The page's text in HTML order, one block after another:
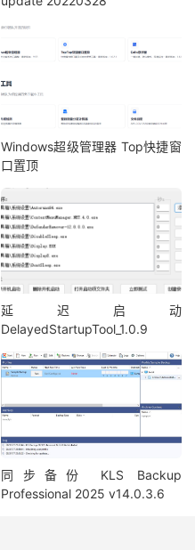
Windows超级管理器 Top快捷窗
口置顶
延迟启动
DelayedStartupTool_1.0.9
同步备份 KLS Backup
Professional 2025 v14.0.3.6